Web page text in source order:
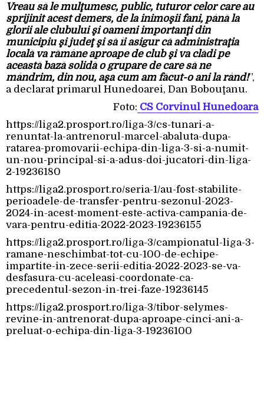
Vreau să le mulţumesc, public, tuturor celor care au
sprijinit acest demers, de la inimoşii fani, până la
glorii ale clubului şi oameni importanţi din
municipiu şi judeţ şi să îi asigur că administraţia
locală va rămâne aproape de club şi va clădi pe
această bază solidă o grupare de care să ne
mândrim, din nou, aşa cum am făcut-o ani la rând!”,
a declarat primarul Hunedoarei, Dan Bobouţanu.
Foto: CS Corvinul Hunedoara
https://liga2.prosport.ro/liga-3/cs-tunari-a-
renuntat-la-antrenorul-marcel-abaluta-dupa-
ratarea-promovarii-echipa-din-liga-3-si-a-numit-
un-nou-principal-si-a-adus-doi-jucatori-din-liga-
2-19236180
https://liga2.prosport.ro/seria-1/au-fost-stabilite-
perioadele-de-transfer-pentru-sezonul-2023-
2024-in-acest-moment-este-activa-campania-de-
vara-pentru-editia-2022-2023-19236155
https://liga2.prosport.ro/liga-3/campionatul-liga-3-
ramane-neschimbat-tot-cu-100-de-echipe-
impartite-in-zece-serii-editia-2022-2023-se-va-
desfasura-cu-aceleasi-coordonate-ca-
precedentul-sezon-in-trei-faze-19236145
https://liga2.prosport.ro/liga-3/tibor-selymes-
revine-in-antrenorat-dupa-aproape-cinci-ani-a-
preluat-o-echipa-din-liga-3-19236100